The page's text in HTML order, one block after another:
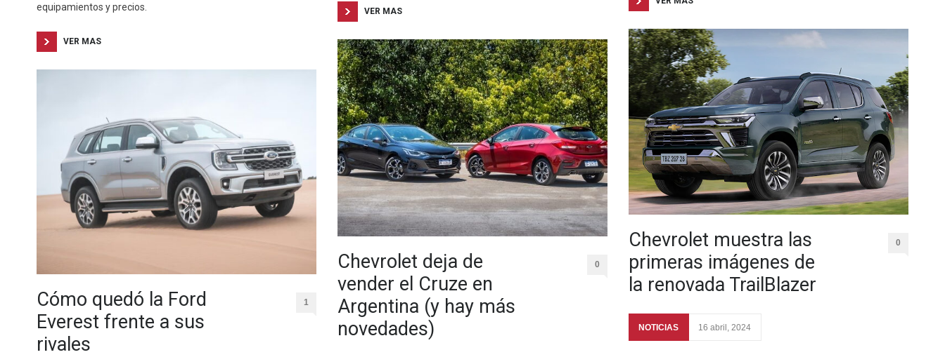
equipamientos y precios.
VER MAS
Cómo quedó la Ford
Everest frente a sus
rivales
1
VER MAS
Chevrolet deja de
vender el Cruze en
Argentina (y hay más
novedades)
0
Chevrolet muestra las
primeras imágenes de
la renovada TrailBlazer
0
NOTICIAS 16 abril, 2024